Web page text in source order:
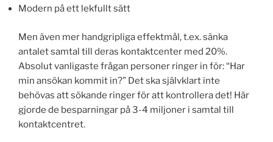
Modern på ett lekfullt sätt
Men även mer handgripliga effektmål, t.ex. sänka
antalet samtal till deras kontaktcenter med 20%.
Absolut vanligaste frågan personer ringer in för: “Har
min ansökan kommit in?” Det ska självklart inte
behövas att sökande ringer för att kontrollera det! Här
gjorde de besparningar på 3-4 miljoner i samtal till
kontaktcentret.